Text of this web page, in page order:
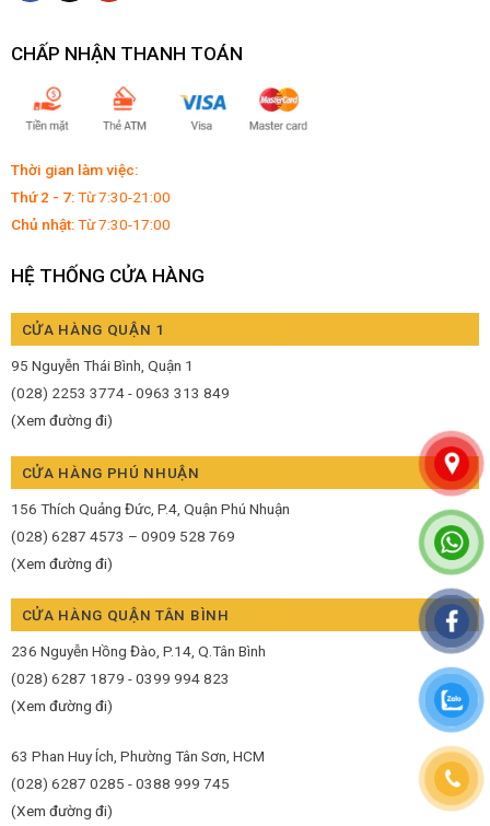
CHẤP NHẬN THANH TOÁN
Thời gian làm việc:
Thứ 2 - 7:Từ 7:30-21:00
Chủ nhật:Từ 7:30-17:00
HỆ THỐNG CỬA HÀNG
CỬA HÀNG QUẬN 1
95 Nguyễn Thái Bình, Quận 1
(028) 2253 3774 - 0963 313 849
(Xem đường đi)
CỬA HÀNG PHÚ NHUẬN
156 Thích Quảng Đức, P.4, Quận Phú Nhuận
(028) 6287 4573 – 0909 528 769
(Xem đường đi)
CỬA HÀNG QUẬN TÂN BÌNH
236 Nguyễn Hồng Đào, P.14, Q.Tân Bình
(028) 6287 1879 - 0399 994 823
(Xem đường đi)
63 Phan Huy Ích, Phường Tân Sơn, HCM
(028) 6287 0285 - 0388 999 745
(Xem đường đi)